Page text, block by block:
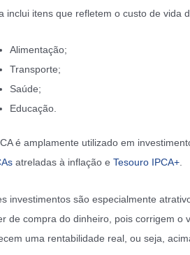
inclui itens que refletem o custo de vida
Alimentação;
Transporte;
Saúde;
Educação.
é amplamente utilizado em
atreladas à inflação e Tesouro IPCA+.
investimentos são especialmente
de compra do dinheiro, pois corrigem o
uma rentabilidade real, ou seja,